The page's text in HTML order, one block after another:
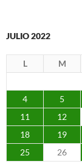
JULIO 2022
L M
4
5
11
12
18
19
25
26